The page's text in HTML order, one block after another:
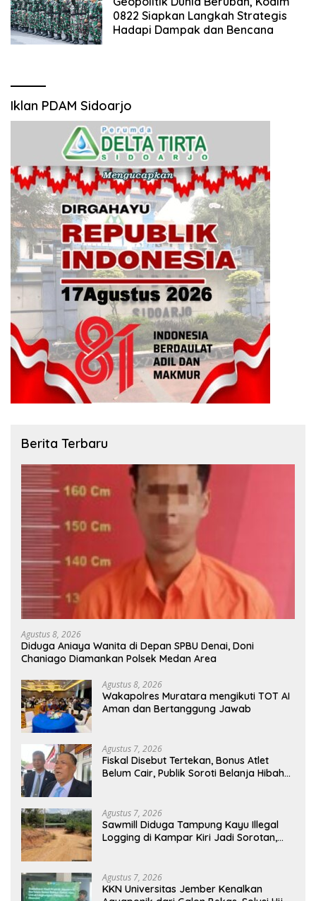
0822 Siapkan Langkah Strategis
Hadapi Dampak dan Bencana
Iklan PDAM Sidoarjo
Berita Terbaru
Agustus 8, 2026
Diduga Aniaya Wanita di Depan SPBU Denai, Doni
Chaniago Diamankan Polsek Medan Area
Agustus 8, 2026
Wakapolres Muratara mengikuti TOT AI
Aman dan Bertanggung Jawab
Agustus 7, 2026
Fiskal Disebut Tertekan, Bonus Atlet
Belum Cair, Publik Soroti Belanja Hibah
Agustus 7, 2026
Sawmill Diduga Tampung Kayu Illegal
Logging di Kampar Kiri Jadi Sorotan,
Agustus 7, 2026
KKN Universitas Jember Kenalkan